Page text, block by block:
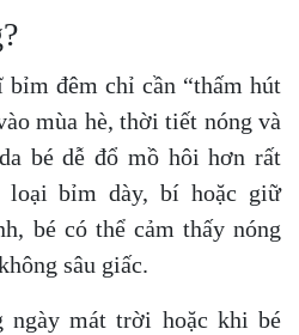
đêm chỉ cần “thấm hút
mùa hè, thời tiết nóng và
bé dễ đổ mồ hôi hơn rất
loại bỉm dày, bí hoặc giữ
bé có thể cảm thấy nóng
sâu giấc.
ngày mát trời hoặc khi bé